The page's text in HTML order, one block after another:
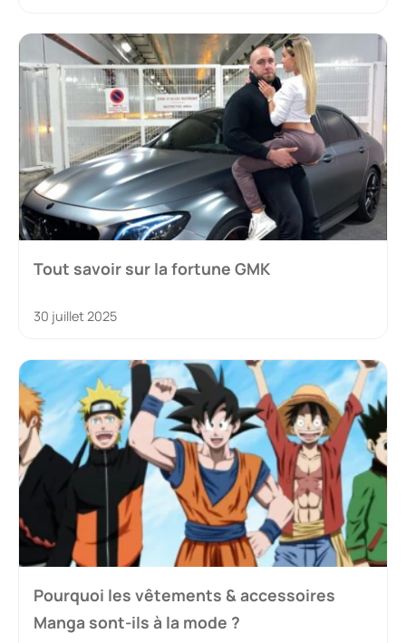
Tout savoir sur la fortune GMK
30 juillet 2025
Pourquoi les vêtements & accessoires
Manga sont-ils à la mode ?